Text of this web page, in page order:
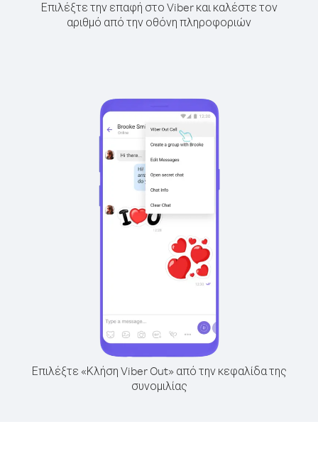
Επιλέξτε την επαφή στο Viber και καλέστε τον
αριθμό από την οθόνη πληροφοριών
Επιλέξτε «Κλήση Viber Out» από την κεφαλίδα της
συνομιλίας